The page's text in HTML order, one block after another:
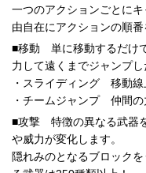
一つのアクションごとに
由自在にアクションの順番
■移動 単に移動するだけ
力して遠くまでジャンプし
・スライディング 移動線
・チームジャンプ 仲間の
■攻撃 特徴の異なる武器
や威力が変化します。
隠れみのとなるブロック